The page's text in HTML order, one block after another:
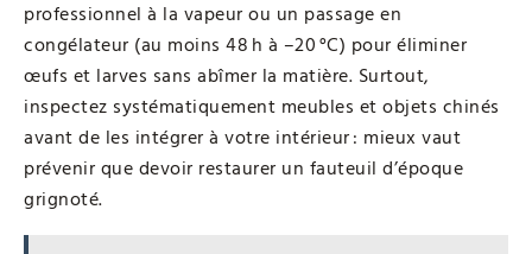
professionnel à la vapeur ou un passage en
congélateur (au moins 48 h à –20 °C) pour éliminer
œufs et larves sans abîmer la matière. Surtout,
inspectez systématiquement meubles et objets chinés
avant de les intégrer à votre intérieur : mieux vaut
prévenir que devoir restaurer un fauteuil d’époque
grignoté.